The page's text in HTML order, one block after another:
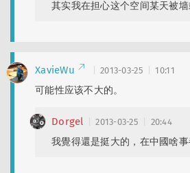
其实我在担心这个空间某天被
XavieWu 2013-03-25 10:11
可能性应该不大的。
Dorgel 2013-03-25 20:44
我覺得還是挺大的，在中國啥